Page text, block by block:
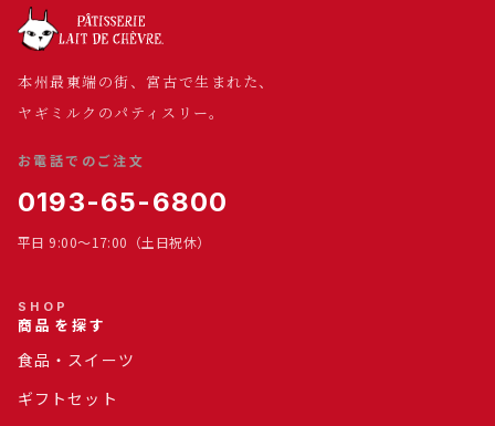
本州最東端の街、宮古で生まれた、
ヤギミルクのパティスリー。
お電話でのご注文
0193-65-6800
平日 9:00～17:00（土日祝休）
SHOP
商品を探す
食品・スイーツ
ギフトセット